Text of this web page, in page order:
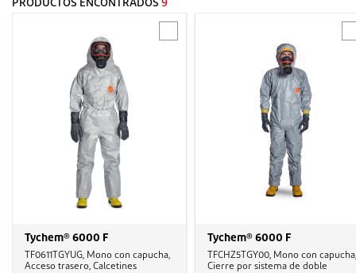
PRODUCTOS ENCONTRADOS 9
Tychem® 6000 F
TF0611TGYUG, Mono con capucha,
Acceso trasero, Calcetines
Tychem® 6000 F
TFCHZ5TGY00, Mono con capucha,
Cierre por sistema de doble